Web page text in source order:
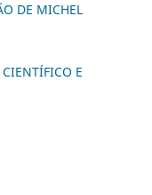
DE MICHEL
E